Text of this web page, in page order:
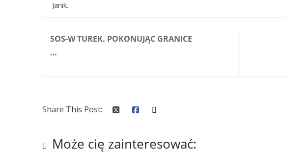
Janik.
SOS-W TUREK. POKONUJĄC GRANICE
…
Share This Post:
Może cię zainteresować: